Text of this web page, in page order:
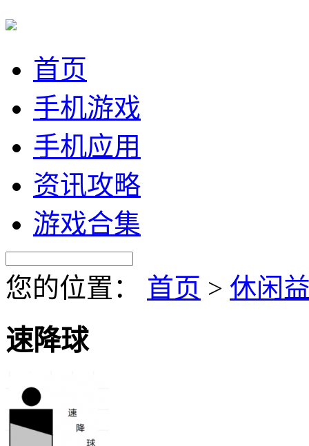
首页
手机游戏
手机应用
资讯攻略
游戏合集
您的位置： 首页 > 休闲
速降球